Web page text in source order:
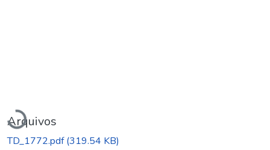
Carregando...
Arquivos
TD_1772.pdf(319.54 KB)